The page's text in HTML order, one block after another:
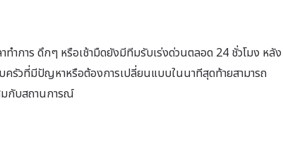
การ ดึกๆ หรือเช้ามืดยังมีทีมรับเร่งด่วนตลอด 24 ชั่วโมง หลัง
รัวที่มีปัญหาหรือต้องการเปลี่ยนแบบในนาทีสุดท้ายสามารถ
มกับสถานการณ์